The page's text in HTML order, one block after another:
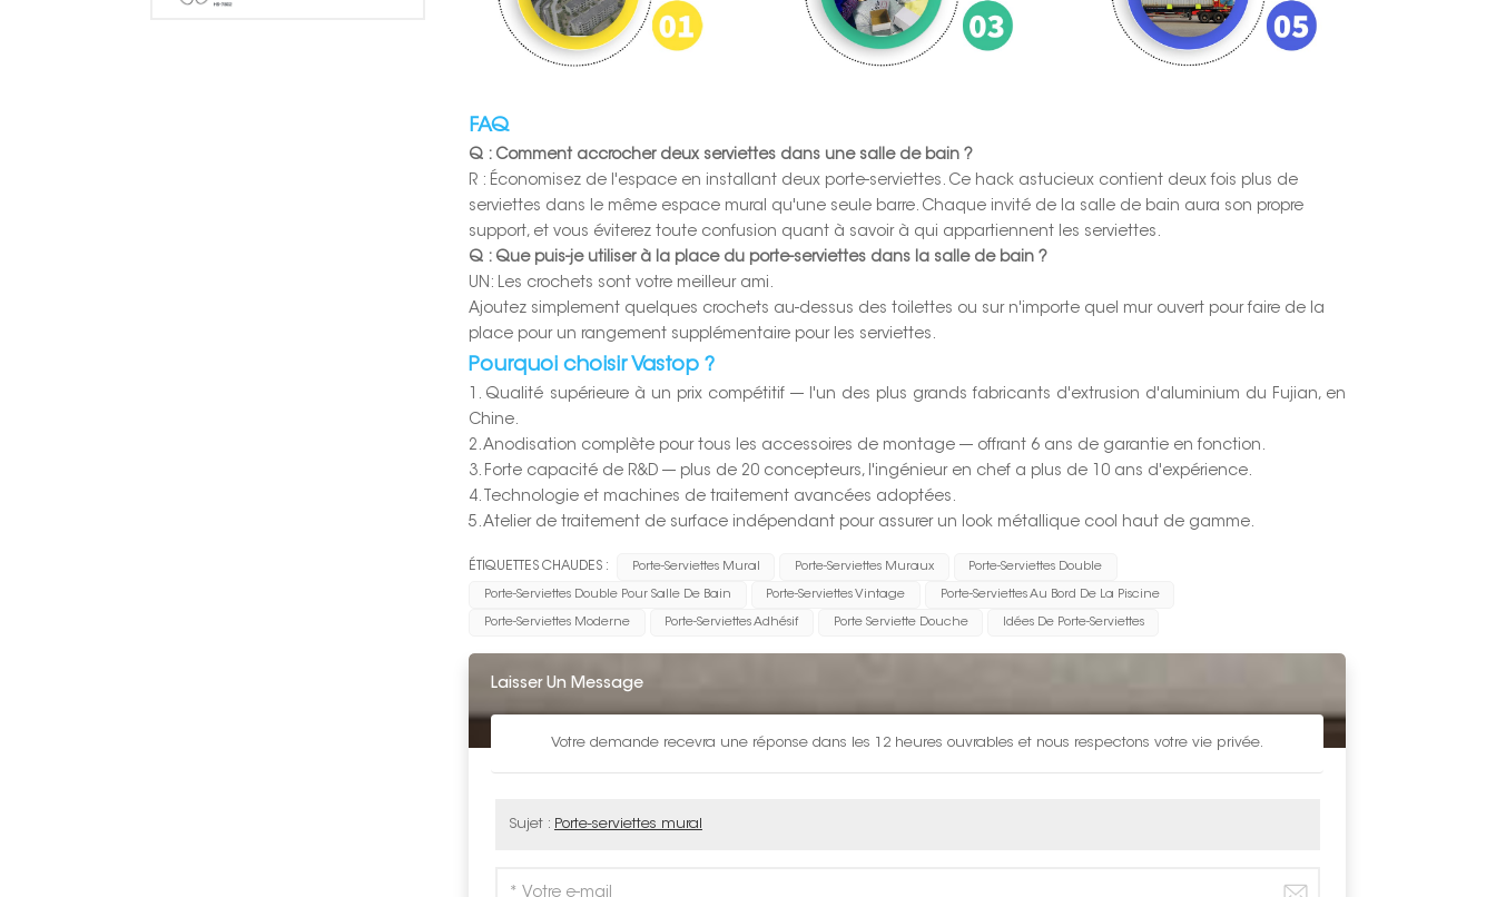
FAQ
Q : Comment accrocher deux serviettes dans une salle de bain ?
R : Économisez de l'espace en installant deux porte-serviettes. Ce hack astucieux contient deux fois plus de
serviettes dans le même espace mural qu'une seule barre. Chaque invité de la salle de bain aura son propre
support, et vous éviterez toute confusion quant à savoir à qui appartiennent les serviettes.
Q : Que puis-je utiliser à la place du porte-serviettes dans la salle de bain ?
UN: Les crochets sont votre meilleur ami.
Ajoutez simplement quelques crochets au-dessus des toilettes ou sur n'importe quel mur ouvert pour faire de la
place pour un rangement supplémentaire pour les serviettes.
Pourquoi choisir Vastop ?
1. Qualité supérieure à un prix compétitif --- l'un des plus grands fabricants d'extrusion d'aluminium du Fujian, en
Chine.
2. Anodisation complète pour tous les accessoires de montage --- offrant 6 ans de garantie en fonction.
3. Forte capacité de R&D --- plus de 20 concepteurs, l'ingénieur en chef a plus de 10 ans d'expérience.
4. Technologie et machines de traitement avancées adoptées.
5. Atelier de traitement de surface indépendant pour assurer un look métallique cool haut de gamme.
ÉTIQUETTES CHAUDES : Porte-Serviettes Mural Porte-Serviettes Muraux Porte-Serviettes Double
Porte-Serviettes Double Pour Salle De Bain Porte-Serviettes Vintage Porte-Serviettes Au Bord De La Piscine
Porte-Serviettes Moderne Porte-Serviettes Adhésif Porte Serviette Douche Idées De Porte-Serviettes
Laisser Un Message
Votre demande recevra une réponse dans les 12 heures ouvrables et nous respectons votre vie privée.
Sujet : Porte-serviettes mural